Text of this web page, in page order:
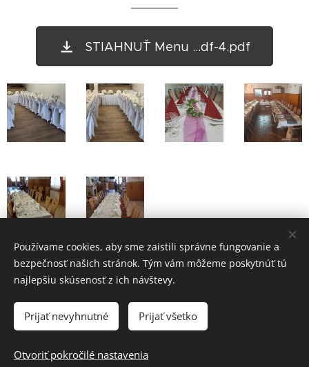
STIAHNUŤ Menu ...df-4.pdf
95641, Omastiná 51
Rezervácie:0948-730369
Cookies
Používame cookies, aby sme zaistili správne fungovanie a
bezpečnosť našich stránok. Tým vám môžeme poskytnúť tú
najlepšiu skúsenosť z ich návštevy.
Prijať nevyhnutné Prijať všetko
Otvoriť pokročilé nastavenia